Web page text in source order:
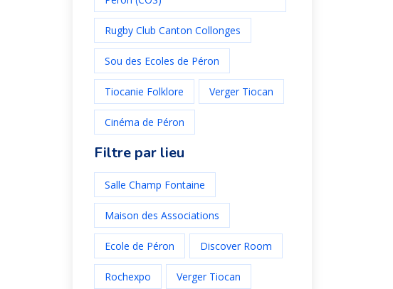
Rugby Club Canton Collonges
Sou des Ecoles de Péron
Tiocanie Folklore Verger Tiocan
Cinéma de Péron
Filtre par lieu
Salle Champ Fontaine
Maison des Associations
Ecole de Péron Discover Room
Rochexpo Verger Tiocan